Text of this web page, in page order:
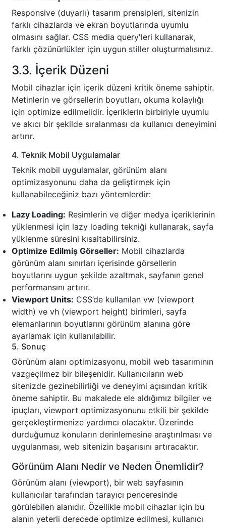
Responsive (duyarlı) tasarım prensipleri, sitenizin
farklı cihazlarda ve ekran boyutlarında uyumlu
olmasını sağlar. CSS media query'leri kullanarak,
farklı çözünürlükler için uygun stiller oluşturmalısınız.
3.3. İçerik Düzeni
Mobil cihazlar için içerik düzeni kritik öneme sahiptir.
Metinlerin ve görsellerin boyutları, okuma kolaylığı
için optimize edilmelidir. İçeriklerin birbiriyle uyumlu
ve akıcı bir şekilde sıralanması da kullanıcı deneyimini
artırır.
4. Teknik Mobil Uygulamalar
Teknik mobil uygulamalar, görünüm alanı
optimizasyonunu daha da geliştirmek için
kullanabileceğiniz bazı yöntemlerdir:
Lazy Loading: Resimlerin ve diğer medya içeriklerinin
yüklenmesi için lazy loading tekniği kullanarak, sayfa
yüklenme süresini kısaltabilirsiniz.
Optimize Edilmiş Görseller: Mobil cihazlarda
görünüm alanı sınırları içerisinde görsellerin
boyutlarını uygun şekilde azaltmak, sayfanın genel
performansını artırır.
Viewport Units: CSS’de kullanılan vw (viewport
width) ve vh (viewport height) birimleri, sayfa
elemanlarının boyutlarını görünüm alanına göre
ayarlamak için kullanılabilir.
5. Sonuç
Görünüm alanı optimizasyonu, mobil web tasarımının
vazgeçilmez bir bileşenidir. Kullanıcıların web
sitenizde gezinebilirliği ve deneyimi açısından kritik
öneme sahiptir. Bu makalede ele aldığımız bilgiler ve
ipuçları, viewport optimizasyonunu etkili bir şekilde
gerçekleştirmenize yardımcı olacaktır. Üzerinde
durduğumuz konuların derinlemesine araştırılması ve
uygulanması, web sitenizin başarısını artıracaktır.
Görünüm Alanı Nedir ve Neden Önemlidir?
Görünüm alanı (viewport), bir web sayfasının
kullanıcılar tarafından tarayıcı penceresinde
görülebilen alanıdır. Özellikle mobil cihazlar için bu
alanın yeterli derecede optimize edilmesi, kullanıcı